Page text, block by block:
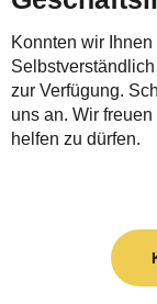
Konnten wir
zur Verfügung.
uns an. Wir
helfen zu dürfen.